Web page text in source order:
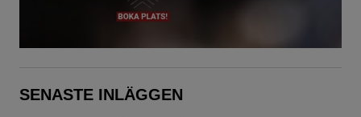
SENASTE INLÄGGEN